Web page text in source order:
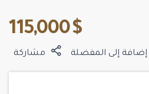
$ 115,000
مشاركة إضافة إلى المفضلة